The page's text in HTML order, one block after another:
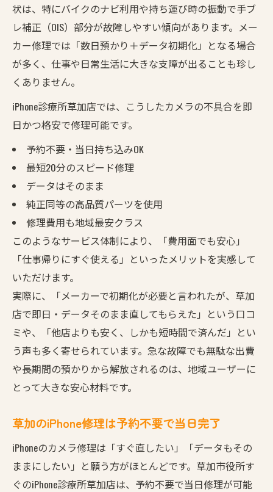
状は、特にバイクのナビ利用や持ち運び時の振動で手ブ
レ補正（OIS）部分が故障しやすい傾向があります。メー
カー修理では「数日預かり＋データ初期化」となる場合
が多く、仕事や日常生活に大きな支障が出ることも珍し
くありません。
iPhone診療所草加店では、こうしたカメラの不具合を即
日かつ格安で修理可能です。
予約不要・当日持ち込みOK
最短20分のスピード修理
データはそのまま
純正同等の高品質パーツを使用
修理費用も地域最安クラス
このようなサービス体制により、「費用面でも安心」
「仕事帰りにすぐ使える」といったメリットを実感して
いただけます。
実際に、「メーカーで初期化が必要と言われたが、草加
店で即日・データそのまま直してもらえた」という口コ
ミや、「他店よりも安く、しかも短時間で済んだ」とい
う声も多く寄せられています。急な故障でも無駄な出費
や長期間の預かりから解放されるのは、地域ユーザーに
とって大きな安心材料です。
草加のiPhone修理は予約不要で当日完了
iPhoneのカメラ修理は「すぐ直したい」「データもその
ままにしたい」と願う方がほとんどです。草加市役所す
ぐのiPhone診療所草加店は、予約不要で当日修理が可能